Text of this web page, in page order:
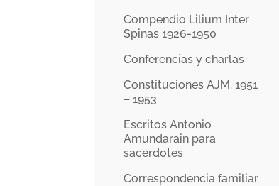
Compendio Lilium Inter
Spinas 1926-1950
Conferencias y charlas
Constituciones AJM. 1951
– 1953
Escritos Antonio
Amundarain para
sacerdotes
Correspondencia familiar